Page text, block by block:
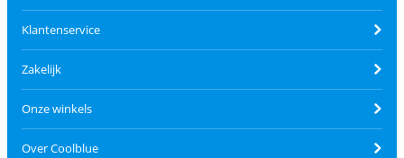
Klantenservice
Zakelijk
Onze winkels
Over Coolblue